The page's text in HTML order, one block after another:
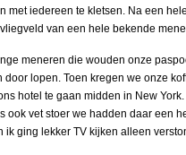
met iedereen te kletsen. Na een
van een hele bekende
meneren die wouden onze
lopen. Toen kregen we onze
hotel te gaan midden in New York.
ook vet stoer we hadden daar een
ging lekker TV kijken alleen